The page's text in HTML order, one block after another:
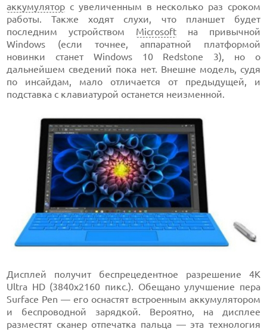
аккумулятор с увеличенным в несколько раз сроком
работы. Также ходят слухи, что планшет будет
последним устройством Microsoft на привычной
Windows (если точнее, аппаратной платформой
новинки станет Windows 10 Redstone 3), но о
дальнейшем сведений пока нет. Внешне модель, судя
по инсайдам, мало отличается от предыдущей, и
подставка с клавиатурой останется неизменной.
Дисплей получит беспрецедентное разрешение 4K
Ultra HD (3840x2160 пикс.). Обещано улучшение пера
Surface Pen — его оснастят встроенным аккумулятором
и беспроводной зарядкой. Вероятно, на дисплее
разместят сканер отпечатка пальца — эта технология